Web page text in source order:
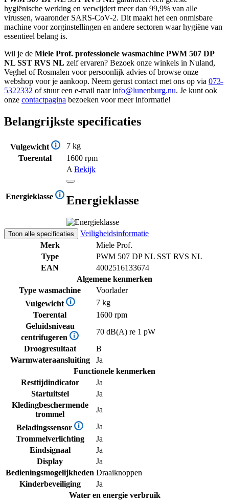
hygiënische werking en verwijdert meer dan 99,9% van alle
virussen, waaronder SARS-CoV-2. Dit maakt het een onmisbare
machine voor zorginstellingen en andere sectoren waar hygiëne van
essentieel belang is.
Wil je de Miele Prof. professionele wasmachine PWM 507 DP
NL SST RVS NL zelf ervaren? Bezoek onze winkels in Nuland,
Veghel of Rosmalen voor persoonlijk advies of browse onze
webshop voor je aankoop. Neem gerust contact met ons op via 073-
5322332 of stuur een e-mail naarinfo@lunenburg.nu. Je kunt ook
onze contactpagina bezoeken voor meer informatie!
Belangrijkste specificaties
Vulgewicht
7 kg
Toerental
1600 rpm
Energieklasse
A Bekijk
Energieklasse
Toon alle specificaties
Veiligheidsinformatie
Merk
Miele Prof.
Type
PWM 507 DP NL SST RVS NL
EAN
4002516133674
Algemene kenmerken
Type wasmachine
Voorlader
Vulgewicht
7 kg
Toerental
1600 rpm
Geluidsniveau
centrifugeren
70 dB(A) re 1 pW
Droogresultaat
B
Warmwateraansluiting
Ja
Functionele kenmerken
Resttijdindicator
Ja
Startuitstel
Ja
Kledingbeschermende
trommel
Ja
Beladingssensor
Ja
Trommelverlichting
Ja
Eindsignaal
Ja
Display
Ja
Bedieningsmogelijkheden Draaiknoppen
Kinderbeveiliging
Ja
Water en energie verbruik